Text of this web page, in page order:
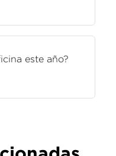
este año?